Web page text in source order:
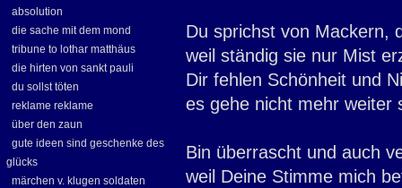
absolution
die sache mit dem mond
tribune to lothar matthäus
die hirten von sankt pauli
du sollst töten
reklame reklame
über den zaun
gute ideen sind geschenke des
glücks
märchen v. klugen soldaten
Du sprichst von Mackern,
weil ständig sie nur Mist
Dir fehlen Schönheit und
es gehe nicht mehr weiter
Bin überrascht und auch
weil Deine Stimme mich